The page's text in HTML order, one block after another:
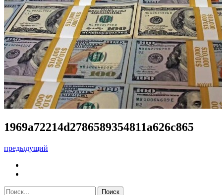
1969a72214d2786589354811a626c865
предыдущий